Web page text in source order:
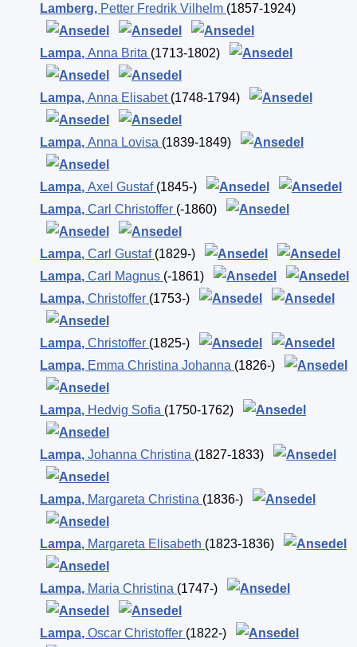
Lamberg, Petter Fredrik Vilhelm (1857-1924)
Lampa, Anna Brita (1713-1802)
Lampa, Anna Elisabet (1748-1794)
Lampa, Anna Lovisa (1839-1849)
Lampa, Axel Gustaf (1845-)
Lampa, Carl Christoffer (-1860)
Lampa, Carl Gustaf (1829-)
Lampa, Carl Magnus (-1861)
Lampa, Christoffer (1753-)
Lampa, Christoffer (1825-)
Lampa, Emma Christina Johanna (1826-)
Lampa, Hedvig Sofia (1750-1762)
Lampa, Johanna Christina (1827-1833)
Lampa, Margareta Christina (1836-)
Lampa, Margareta Elisabeth (1823-1836)
Lampa, Maria Christina (1747-)
Lampa, Oscar Christoffer (1822-)